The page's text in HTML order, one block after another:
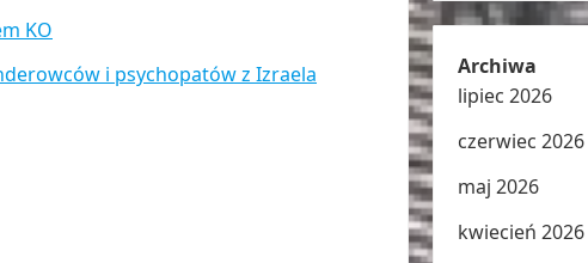
KO
i psychopatów z Izraela
Archiwa
lipiec 2026
czerwiec 2026
maj 2026
kwiecień 2026